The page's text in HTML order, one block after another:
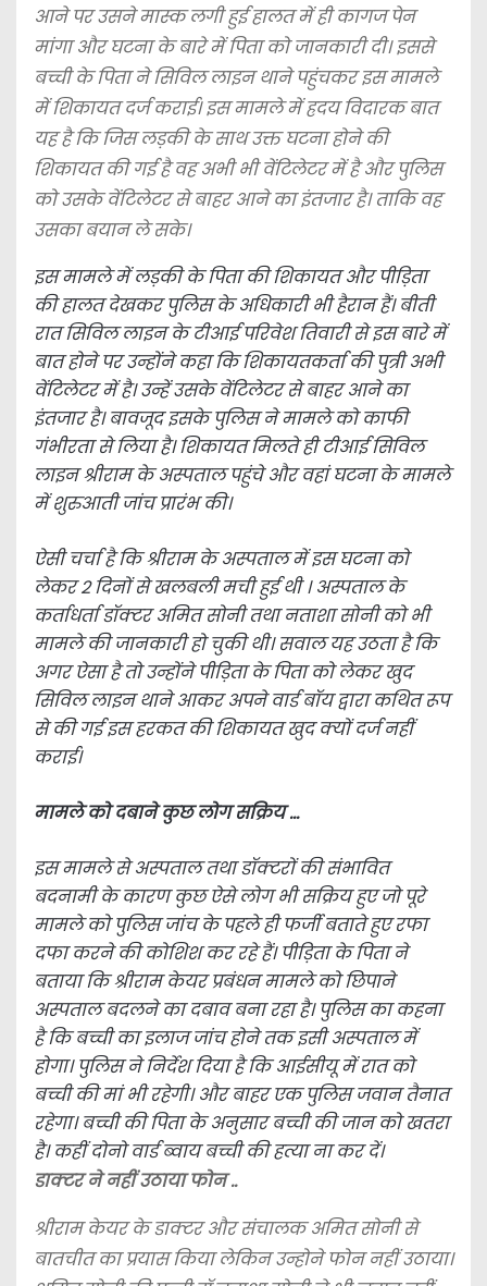
आने पर उसने मास्क लगी हुई हालत में ही कागज पेन
मांगा और घटना के बारे में पिता को जानकारी दी। इससे
बच्ची के पिता ने सिविल लाइन थाने पहुंचकर इस मामले
में शिकायत दर्ज कराई। इस मामले में ह्रदय विदारक बात
यह है कि जिस लड़की के साथ उक्त घटना होने की
शिकायत की गई है वह अभी भी वेंटिलेटर में है और पुलिस
को उसके वेंटिलेटर से बाहर आने का इंतजार है। ताकि वह
उसका बयान ले सके।
इस मामले में लड़की के पिता की शिकायत और पीड़िता
की हालत देखकर पुलिस के अधिकारी भी हैरान हैं। बीती
रात सिविल लाइन के टीआई परिवेश तिवारी से इस बारे में
बात होने पर उन्होंने कहा कि शिकायतकर्ता की पुत्री अभी
वेंटिलेटर में है। उन्हें उसके वेंटिलेटर से बाहर आने का
इंतजार है। बावजूद इसके पुलिस ने मामले को काफी
गंभीरता से लिया है। शिकायत मिलते ही टीआई सिविल
लाइन श्रीराम के अस्पताल पहुंचे और वहां घटना के मामले
में शुरुआती जांच प्रारंभ की।
ऐसी चर्चा है कि श्रीराम के अस्पताल में इस घटना को
लेकर 2 दिनों से खलबली मची हुई थी । अस्पताल के
कर्ताधर्ता डॉक्टर अमित सोनी तथा नताशा सोनी को भी
मामले की जानकारी हो चुकी थी। सवाल यह उठता है कि
अगर ऐसा है तो उन्होंने पीड़िता के पिता को लेकर खुद
सिविल लाइन थाने आकर अपने वार्ड बॉय द्वारा कथित रूप
से की गई इस हरकत की शिकायत खुद क्यों दर्ज नहीं
कराई।
मामले को दबाने कुछ लोग सक्रिय …
इस मामले से अस्पताल तथा डॉक्टरों की संभावित
बदनामी के कारण कुछ ऐसे लोग भी सक्रिय हुए जो पूरे
मामले को पुलिस जांच के पहले ही फर्जी बताते हुए रफा
दफा करने की कोशिश कर रहे हैं। पीड़िता के पिता ने
बताया कि श्रीराम केयर प्रबंधन मामले को छिपाने
अस्पताल बदलने का दबाव बना रहा है। पुलिस का कहना
है कि बच्ची का इलाज जांच होने तक इसी अस्पताल में
होगा। पुलिस ने निर्देश दिया है कि आईसीयू में रात को
बच्ची की मां भी रहेगी। और बाहर एक पुलिस जवान तैनात
रहेगा। बच्ची की पिता के अनुसार बच्ची की जान को खतरा
है। कहीं दोनो वार्ड ब्वाय बच्ची की हत्या ना कर दें।
डाक्टर ने नहीं उठाया फोन ..
श्रीराम केयर के डाक्टर और संचालक अमित सोनी से
बातचीत का प्रयास किया लेकिन उन्होने फोन नहीं उठाया।